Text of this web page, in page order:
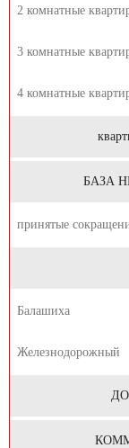
2 комнатные
3 комнатные
4 комнатные
БАЗА
принятые
Балашиха
Железнодорожный